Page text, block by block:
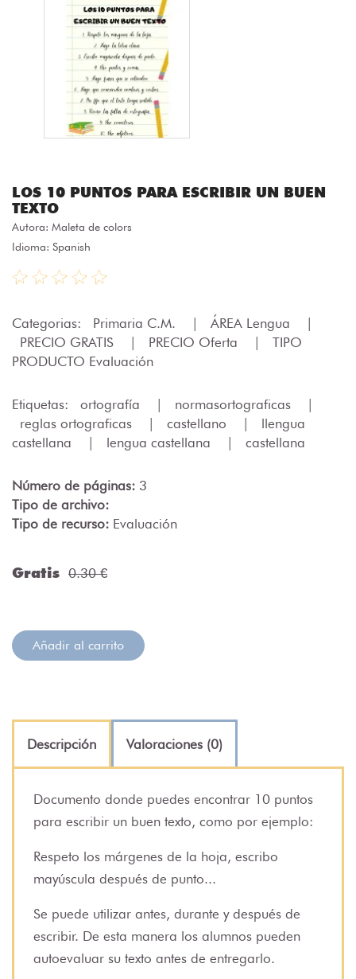
LOS 10 PUNTOS PARA ESCRIBIR UN BUEN
TEXTO
Autora: Maleta de colors
Idioma: Spanish
Categorias: Primaria C.M. ÁREA Lengua
PRECIO GRATIS
PRECIO Oferta
TIPO
PRODUCTO Evaluación
Etiquetas: ortografía normasortograficas
reglas ortograficas
castellano
llengua
castellana
lengua castellana castellana
Número de páginas: 3
Tipo de archivo:
Tipo de recurso: Evaluación
Gratis 0.30 €
Añadir al carrito
Descripción Valoraciones (0)
Documento donde puedes encontrar 10 puntos
para escribir un buen texto, como por ejemplo:
Respeto los márgenes de la hoja, escribo
mayúscula después de punto...
Se puede utilizar antes, durante y después de
escribir. De esta manera los alumnos pueden
autoevaluar su texto antes de entregarlo.